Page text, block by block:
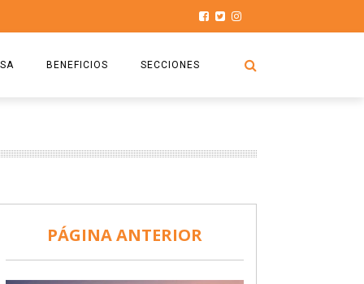
BENEFICIOS
COMISIÓN
DOCUMENTOS
SEGURO DE SEPELIOS
SECCIONES
HISTORIAS DE LUCHA
TURISMO Y RECREACIÓN
PÁGINA ANTERIOR